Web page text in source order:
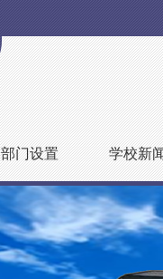
部门设置 学校新